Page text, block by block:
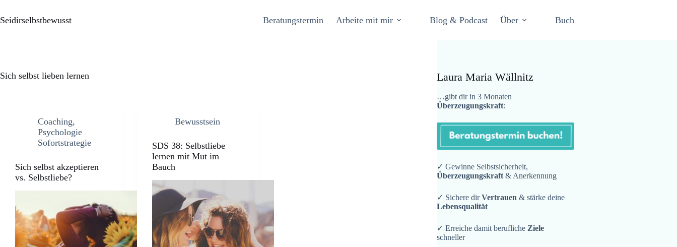
Seidirselbstbewusst Beratungstermin Arbeite mit mir Blog & Podcast Über Buch
Sich selbst lieben lernen
Coaching,
Psychologie
Sofortstrategie
Sich selbst akzeptieren
vs. Selbstliebe?
Bewusstsein
SDS 38: Selbstliebe
lernen mit Mut im
Bauch
Laura Maria Wällnitz
…gibt dir in 3 Monaten
Überzeugungskraft:
✓ Gewinne Selbstsicherheit,
Überzeugungskraft & Anerkennung
✓ Sichere dirVertrauen & stärke deine
Lebensqualität
✓ Erreiche damit berufliche Ziele
schneller